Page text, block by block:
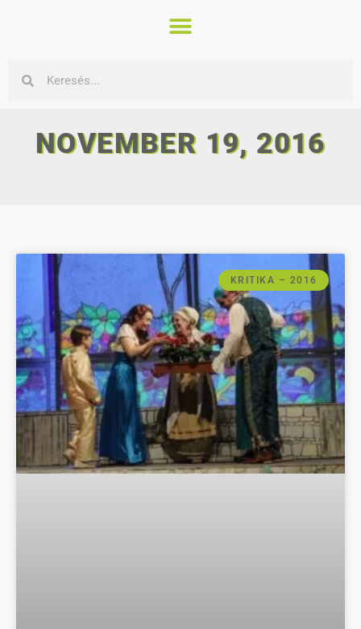
NOVEMBER 19, 2016
KRITIKA – 2016